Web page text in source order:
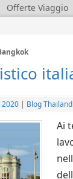
Offerte Viaggio
2020 | Blog
Ai